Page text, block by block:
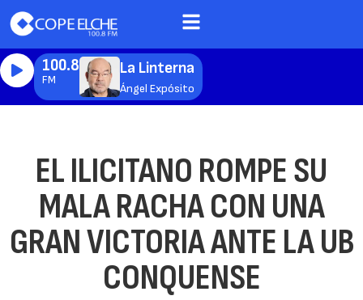
100.8
FM
La Linterna
Ángel Expósito
EL ILICITANO ROMPE SU
MALA RACHA CON UNA
GRAN VICTORIA ANTE LA UB
CONQUENSE